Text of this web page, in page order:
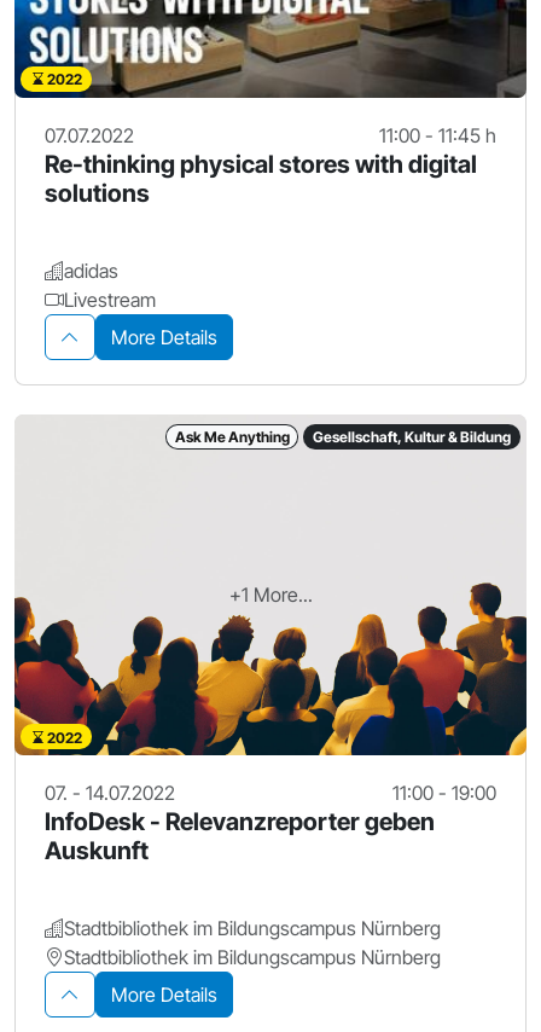
2022
07.07.2022 11:00 - 11:45 h
Re-thinking physical stores with digital
solutions
adidas
Livestream
More Details
+1 More...
Ask Me Anything Gesellschaft, Kultur & Bildung
2022
07. - 14.07.2022 11:00 - 19:00
InfoDesk - Relevanzreporter geben
Auskunft
Stadtbibliothek im Bildungscampus Nürnberg
Stadtbibliothek im Bildungscampus Nürnberg
More Details